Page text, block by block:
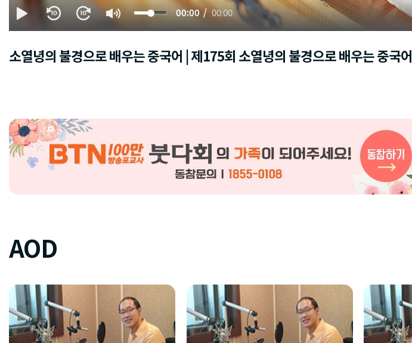
00:00 00:00
소열녕의 불경으로 배우는 중국어 | 제175회 소열녕의 불경으로 배우는 중국어